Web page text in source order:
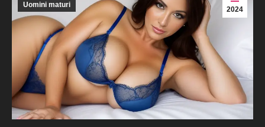
2024
Uomini maturi